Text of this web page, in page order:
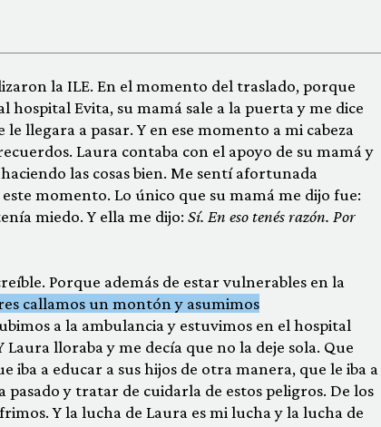
la ILE. En el momento del traslado, porque
Evita, su mamá sale a la puerta y me dice
llegara a pasar. Y en ese momento a mi cabeza
Laura contaba con el apoyo de su mamá y
las cosas bien. Me sentí afortunada
momento. Lo único que su mamá me dijo fue:
miedo. Y ella me dijo: Sí. En eso tenés razón. Por
Porque además de estar vulnerables en la
callamos un montón y asumimos
a la ambulancia y estuvimos en el hospital
lloraba y me decía que no la deje sola. Que
iba a educar a sus hijos de otra manera, que le iba a
y tratar de cuidarla de estos peligros. De los
Y la lucha de Laura es mi lucha y la lucha de